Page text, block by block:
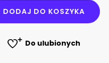
DODAJ DO KOSZYKA
Do ulubionych